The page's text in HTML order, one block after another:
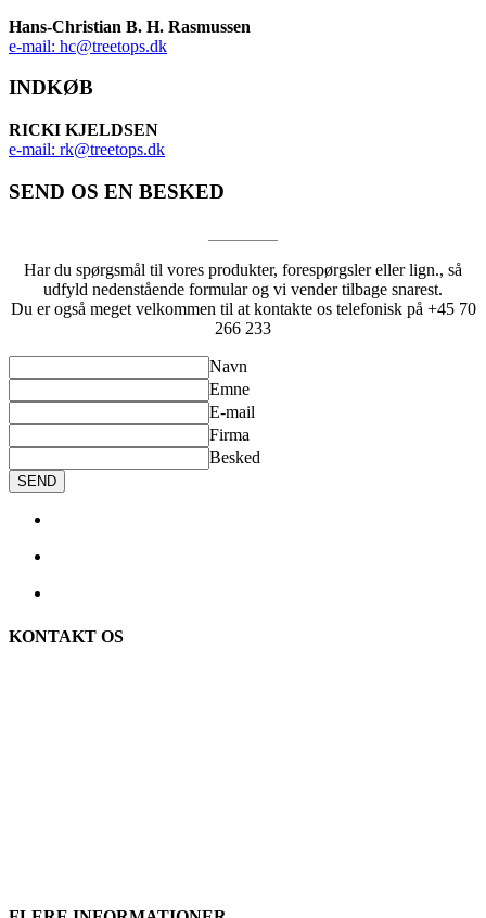
Hans-Christian B. H. Rasmussen
e-mail: hc@treetops.dk
INDKØB
RICKI KJELDSEN
e-mail: rk@treetops.dk
SEND OS EN BESKED
Har du spørgsmål til vores produkter, forespørgsler eller lign., så
udfyld nedenstående formular og vi vender tilbage snarest.
Du er også meget velkommen til at kontakte os telefonisk på +45 70
266 233
Navn
Emne
E-mail
Firma
Besked
SEND
KONTAKT OS